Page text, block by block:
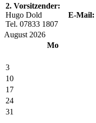
2. Vorsitzender:
Hugo Dold
Tel. 07833 1807
E-Mail:
August 2026
Mo
3
10
17
24
31